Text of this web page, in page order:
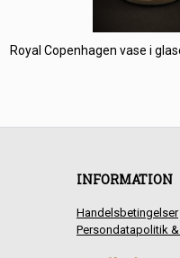
Royal Copenhagen vase i
INFORMATION
Handelsbetingelser
Persondatapolitik